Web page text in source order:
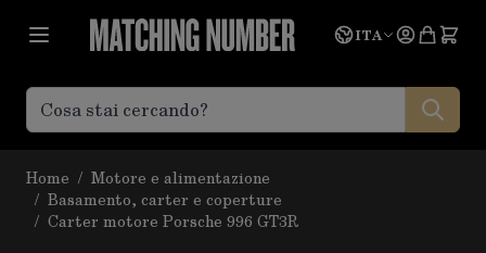
Lingua
ITA
Home / Motore e alimentazione
/ Basamento, carter e coperture
/ Carter motore Porsche 996 GT3R